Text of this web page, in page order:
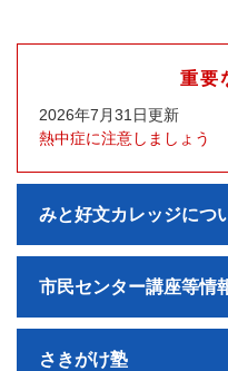
重要
2026年7月31日更新
熱中症に注意しましょう
みと好文カレッジにつ
市民センター講座等情
さきがけ塾